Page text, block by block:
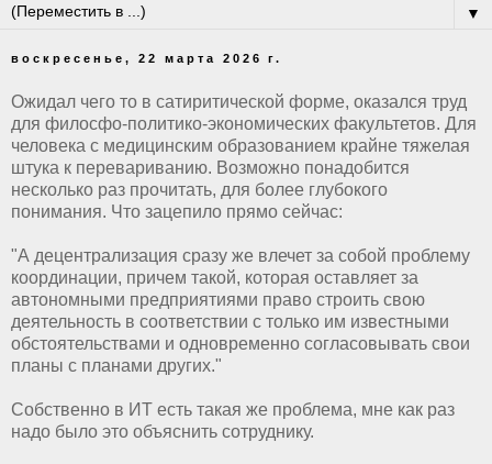
▼
воскресенье, 22 марта 2026 г.
Ожидал чего то в сатиритической форме, оказался труд
для филосфо-политико-экономических факультетов. Для
человека с медицинским образованием крайне тяжелая
штука к перевариванию. Возможно понадобится
несколько раз прочитать, для более глубокого
понимания. Что зацепило прямо сейчас:
"А децентрализация сразу же влечет за собой проблему
координации, причем такой, которая оставляет за
автономными предприятиями право строить свою
деятельность в соответствии с только им известными
обстоятельствами и одновременно согласовывать свои
планы с планами других."
Собственно в ИТ есть такая же проблема, мне как раз
надо было это объяснить сотруднику.